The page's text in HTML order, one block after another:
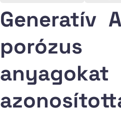
Generatív
anyagokat